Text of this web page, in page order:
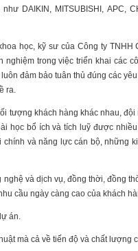
DAIKIN, MITSUBISHI, APC,
học, kỹ sư của Công ty TNHH
trong việc triển khai các
đảm bảo tuân thủ đúng các
ra.
tượng khách hàng khác nhau,
học bổ ích và tích luỹ được
và năng lực cán bộ, những
và dịch vụ, đồng thời, đồng
cầu ngày càng cao của khách
án.
mà cả về tiến độ và chất lượng